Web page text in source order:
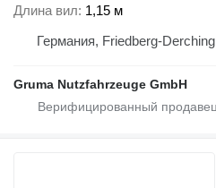
Длина вил 1,15 м
Германия, Friedberg-Derching
Gruma Nutzfahrzeuge GmbH